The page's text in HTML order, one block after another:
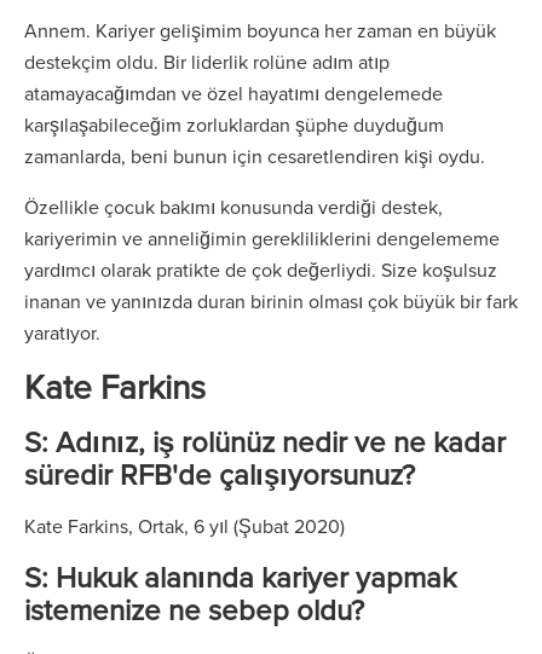
Annem. Kariyer gelişimim boyunca her zaman en büyük
destekçim oldu. Bir liderlik rolüne adım atıp
atamayacağımdan ve özel hayatımı dengelemede
karşılaşabileceğim zorluklardan şüphe duyduğum
zamanlarda, beni bunun için cesaretlendiren kişi oydu.
Özellikle çocuk bakımı konusunda verdiği destek,
kariyerimin ve anneliğimin gerekliliklerini dengelememe
yardımcı olarak pratikte de çok değerliydi. Size koşulsuz
inanan ve yanınızda duran birinin olması çok büyük bir fark
yaratıyor.
Kate Farkins
S: Adınız, iş rolünüz nedir ve ne kadar
süredir RFB'de çalışıyorsunuz?
Kate Farkins, Ortak, 6 yıl (Şubat 2020)
S: Hukuk alanında kariyer yapmak
istemenize ne sebep oldu?